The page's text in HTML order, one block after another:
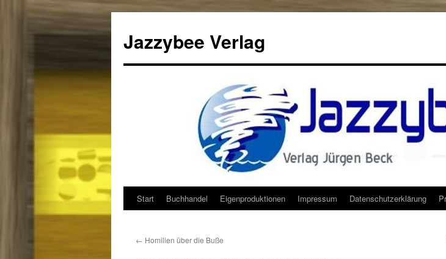
Jazzybee Verlag
Zum
springen
Start Buchhandel Eigenproduktionen Impressum Datenschutzerklärung
← Homilien über die Buße